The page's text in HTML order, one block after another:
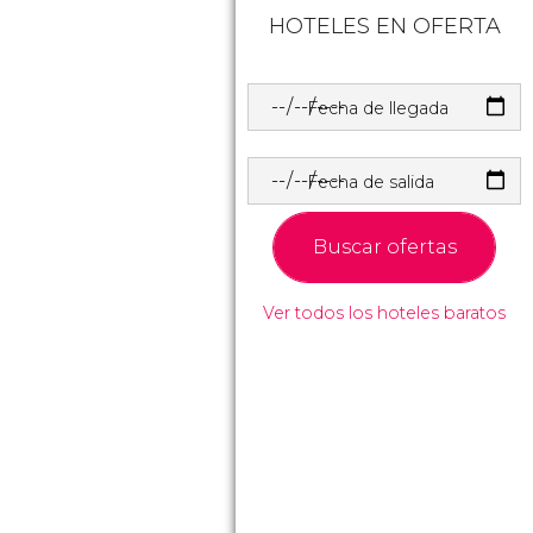
HOTELES EN OFERTA
Fecha de llegada
Fecha de salida
Buscar ofertas
Ver todos los hoteles baratos